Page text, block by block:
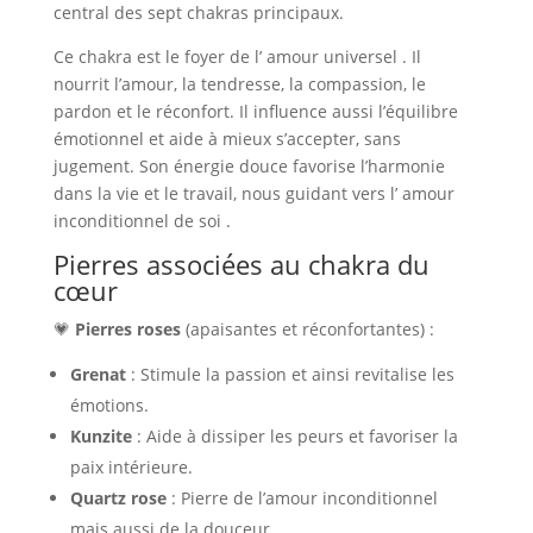
central des sept chakras principaux.
Ce chakra est le foyer de l’ amour universel . Il
nourrit l’amour, la tendresse, la compassion, le
pardon et le réconfort. Il influence aussi l’équilibre
émotionnel et aide à mieux s’accepter, sans
jugement. Son énergie douce favorise l’harmonie
dans la vie et le travail, nous guidant vers l’ amour
inconditionnel de soi .
Pierres associées au chakra du
cœur
💗 Pierres roses(apaisantes et réconfortantes) :
Grenat: Stimule la passion et ainsi revitalise les
émotions.
Kunzite: Aide à dissiper les peurs et favoriser la
paix intérieure.
Quartz rose: Pierre de l’amour inconditionnel